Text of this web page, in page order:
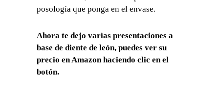
posología que ponga en el envase.
Ahora te dejo varias presentaciones a
base de diente de león, puedes ver su
precio en Amazon haciendo clic en el
botón.